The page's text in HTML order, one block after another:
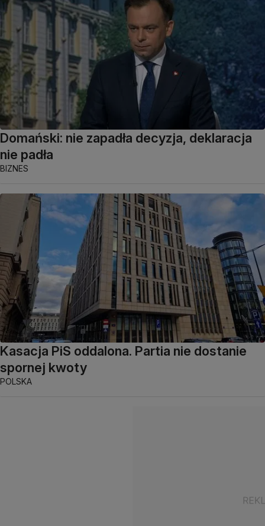
Domański: nie zapadła decyzja, deklaracja
nie padła
BIZNES
Kasacja PiS oddalona. Partia nie dostanie
spornej kwoty
POLSKA